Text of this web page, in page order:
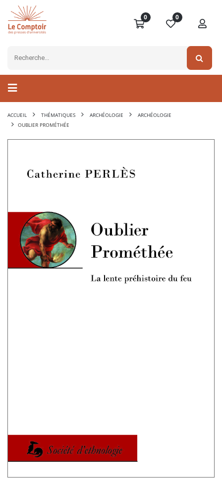
0 0
ACCUEIL THÉMATIQUES ARCHÉOLOGIE
ARCHÉOLOGIE
OUBLIER PROMÉTHÉE